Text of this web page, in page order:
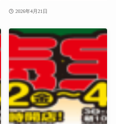
2026年4月21日